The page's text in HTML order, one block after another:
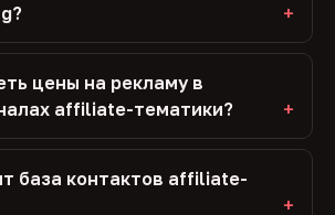
цены на рекламу в
affiliate-тематики?
база контактов affiliate-